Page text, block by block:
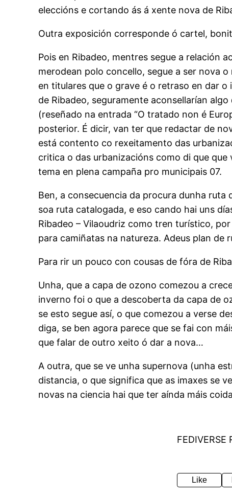
eleccións e cortando ás á xente nova de
Outra exposición corresponde ó cartel,
Pois en Ribadeo, mentres segue a relación
merodean polo concello, segue a ser nova
en titulares que o grave é o retraso en dar
de Ribadeo, seguramente aconsellarían
(reseñado na entrada “O tratado non é
posterior. É dicir, van ter que redactar de
está contento co rexeitamento das
critica o das urbanizacións como di que
tema en plena campaña pro municipais 07.
Ben, a consecuencia da procura dunha ruta
soa ruta catalogada, e eso cando hai uns
Ribadeo – Vilaoudriz como tren turístico,
para camiñatas na natureza. Adeus plan de
Para rir un pouco con cousas de fóra de
Unha, que a capa de ozono comezou a
inverno foi o que a descoberta da capa de
se esto segue así, o que comezou a verse
diga, se ben agora parece que se fai con
que falar de outro xeito ó dar a nova…
A outra, que se ve unha supernova (unha
distancia, o que significa que as imaxes se
novas na ciencia hai que ter aínda máis
FEDIVERSE
Like